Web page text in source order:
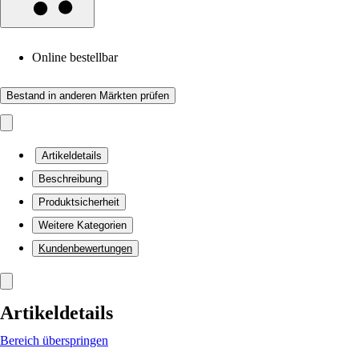
Online bestellbar
Bestand in anderen Märkten prüfen
Artikeldetails
Beschreibung
Produktsicherheit
Weitere Kategorien
Kundenbewertungen
Artikeldetails
Bereich überspringen